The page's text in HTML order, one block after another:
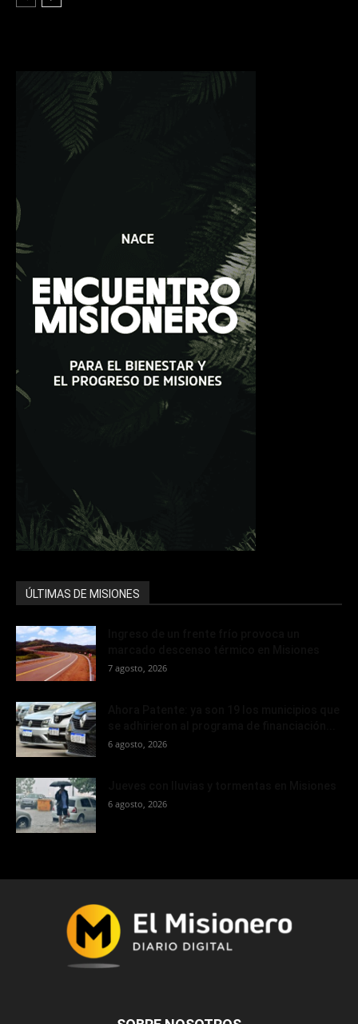
ÚLTIMAS DE MISIONES
7 agosto, 2026
6 agosto, 2026
6 agosto, 2026